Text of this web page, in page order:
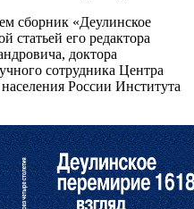
сборник «Деулинское
статьей его редактора
доктора
сотрудника Центра
России Института